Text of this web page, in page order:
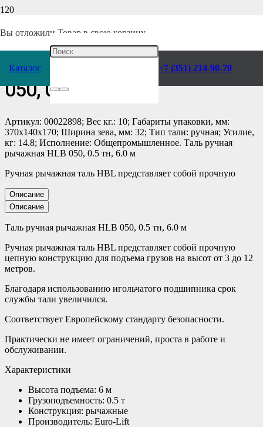
Вы отложили Товар в свою корзину.
Каталог +7 (351) 214-90-70
Рычажные/
Таль ручная рычажная HLB
050, 0.5 тн, 6.0 м
Артикул: 00022898; Вес кг.: 10; Габариты упаковки, мм:
370х140х170; Ширина зева, мм: 32; Тип тали: ручная; Усилие,
кг: 14.8; Исполнение: Общепромышленное. Таль ручная
рычажная HLB 050, 0.5 тн, 6.0 м
Ручная рычажная таль HBL представляет собой прочную
Описание
Описание
Таль ручная рычажная HLB 050, 0.5 тн, 6.0 м
Ручная рычажная таль HBL представляет собой прочную
цепную конструкцию для подъема грузов на высот от 3 до 12
метров.
Благодаря использованию игольчатого подшипника срок
службы тали увеличился.
Соответствует Европейскому стандарту безопасности.
Практически не имеет ограничений, проста в работе и
обслуживании.
Характеристики
Высота подъема: 6 м
Грузоподъемность: 0.5 т
Конструкция: рычажные
Производитель: Euro-Lift